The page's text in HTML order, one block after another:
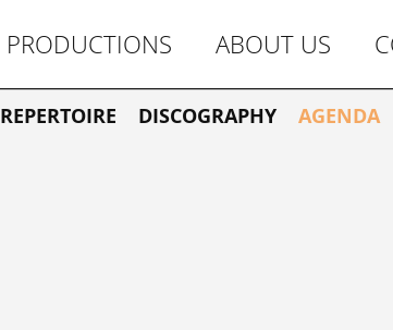
PRODUCTIONS ABOUT US
REPERTOIRE DISCOGRAPHY AGENDA